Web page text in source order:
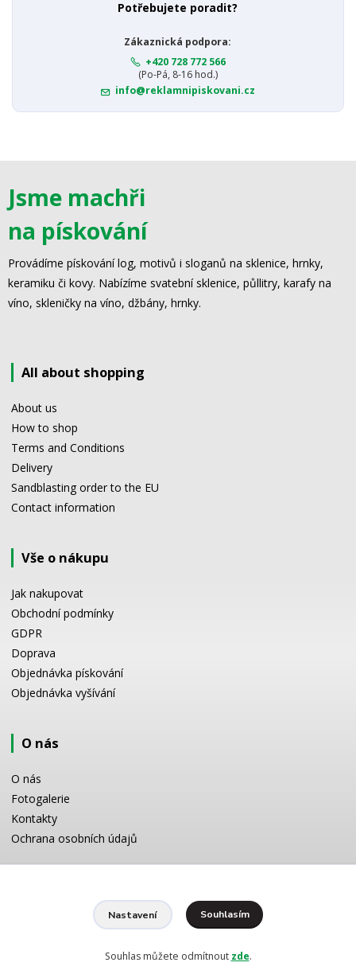
Potřebujete poradit?
Zákaznická podpora:
+420 728 772 566
(Po-Pá, 8-16 hod.)
info@reklamnipiskovani.cz
Jsme machři
na pískování
Provádíme pískování log, motivů i sloganů na sklenice, hrnky,
keramiku či kovy. Nabízíme svatební sklenice, půllitry, karafy na
víno, skleničky na víno, džbány, hrnky.
All about shopping
About us
How to shop
Terms and Conditions
Delivery
Sandblasting order to the EU
Contact information
Vše o nákupu
Jak nakupovat
Obchodní podmínky
GDPR
Doprava
Objednávka pískování
Objednávka vyšívání
O nás
O nás
Fotogalerie
Kontakty
Ochrana osobních údajů
Potřebujete poradit s výběrem? Neváhejte se zeptat:
+420 728 772 566
info@reklamnipiskovani.cz
Nastavení Souhlasím
Souhlas můžete odmítnout zde.